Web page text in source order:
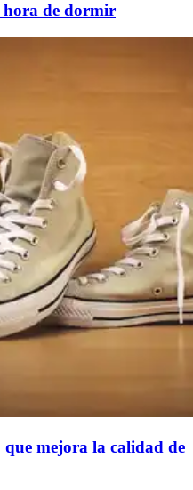
de dormir
mejora la calidad de